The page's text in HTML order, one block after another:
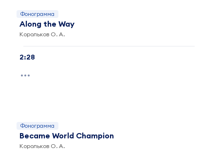
Фонограмма
Along the Way
Корольков О. А.
2:28
Фонограмма
Became World Champion
Корольков О. А.